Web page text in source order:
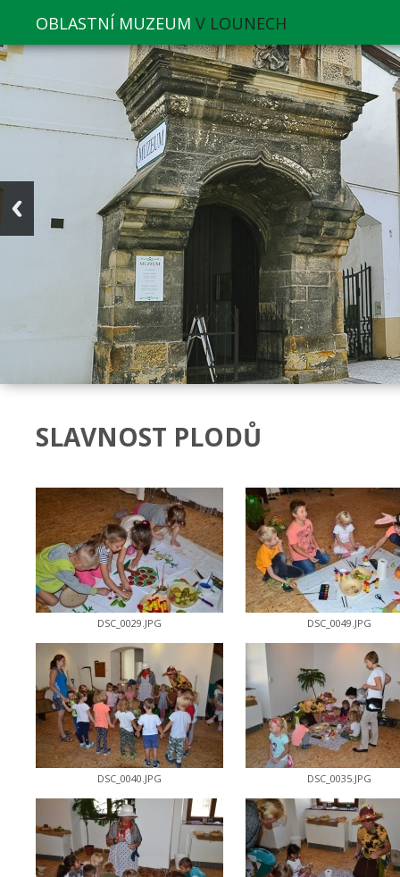
OBLASTNÍ MUZEUM V LOUNECH
SLAVNOST PLODŮ
DSC_0029.JPG DSC_0049.JPG
DSC_0040.JPG DSC_0035.JPG